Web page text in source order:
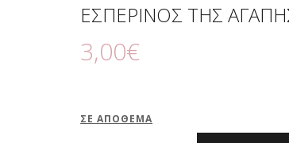
ΕΣΠΕΡΙΝΟΣ ΤΗΣ
3,00€
ΣΕ ΑΠΌΘΕΜΑ